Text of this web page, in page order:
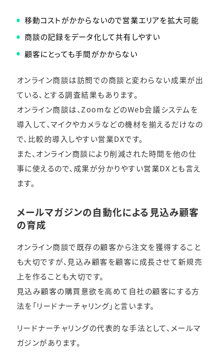
移動コストがかからないので営業エリアを拡大可能
商談の記録をデータ化して共有しやすい
顧客にとっても手間がかからない
オンライン商談は訪問での商談と変わらない成果が出
ている、とする調査結果もあります。
オンライン商談は、ZoomなどのWeb会議システムを
導入して、マイクやカメラなどの機材を揃えるだけなの
で、比較的導入しやすい営業DXです。
また、オンライン商談により削減された時間を他の仕
事に使えるので、成果が分かりやすい営業DXとも言え
ます。
メールマガジンの自動化による見込み顧客
の育成
オンライン商談で既存の顧客から注文を獲得すること
も大切ですが、見込み顧客を顧客に成長させて新規売
上を作ることも大切です。
見込み顧客の購買意欲を高めて自社の顧客にする方
法を「リードナーチャリング」と言います。
リードナーチャリングの代表的な手法として、メールマ
ガジンがあります。